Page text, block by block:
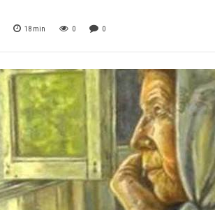
18 min 0 0